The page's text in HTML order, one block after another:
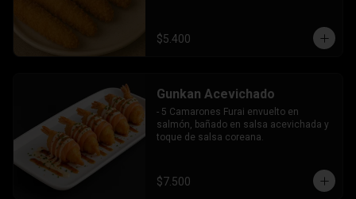
$5.400
Gunkan Acevichado
- 5 Camarones Furai envuelto en
salmón, bañado en salsa acevichada y
toque de salsa coreana.
$7.500